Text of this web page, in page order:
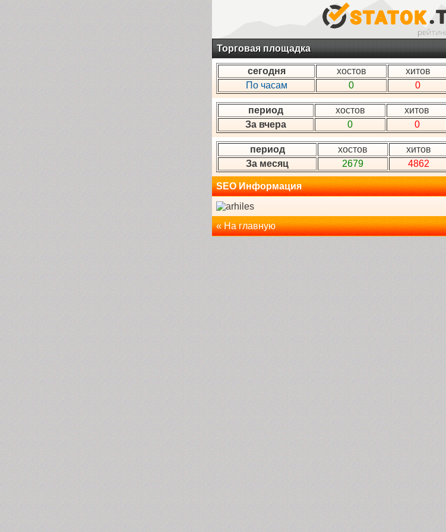
Торговая площадка
сегодня хостов хитов
По часам
0 0
период хостов хитов
За вчера
0 0
период хостов хитов
За месяц
2679 4862
SEO Информация
« На главную